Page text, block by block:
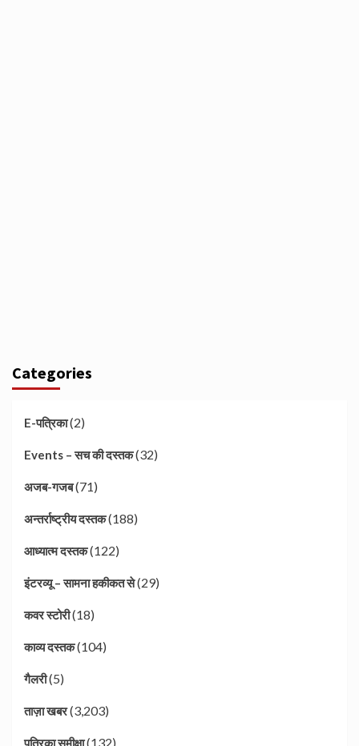
Categories
E-पत्रिका(2)
Events – सच की दस्तक(32)
अजब-गजब(71)
अन्तर्राष्ट्रीय दस्तक(188)
आध्यात्म दस्तक(122)
इंटरव्यू – सामना हकीकत से(29)
कवर स्टोरी(18)
काव्य दस्तक(104)
गैलरी(5)
ताज़ा खबर(3,203)
(132)